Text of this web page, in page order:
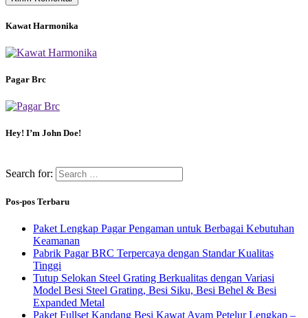
Kawat Harmonika
Pagar Brc
Hey! I’m John Doe!
Search for:
Pos-pos Terbaru
Paket Lengkap Pagar Pengaman untuk Berbagai Kebutuhan
Keamanan
Pabrik Pagar BRC Terpercaya dengan Standar Kualitas
Tinggi
Tutup Selokan Steel Grating Berkualitas dengan Variasi
Model Besi Steel Grating, Besi Siku, Besi Behel & Besi
Expanded Metal
Paket Fullset Kandang Besi Kawat Ayam Petelur Lengkap –